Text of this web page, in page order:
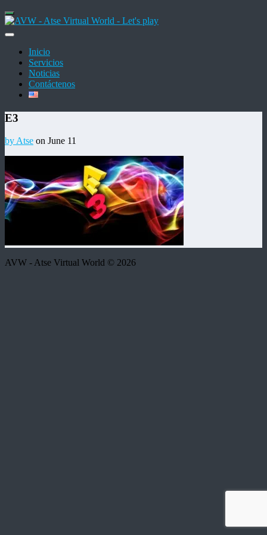
Inicio
Servicios
Noticias
Contáctenos
E3
by Atse on June 11
AVW - Atse Virtual World © 2026